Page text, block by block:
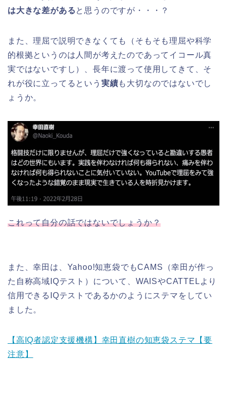
は大きな差があると思うのですが・・・？
また、理屈で説明できなくても（そもそも理屈や科学
的根拠というのは人間が考えたのであってイコール真
実ではないですし）、長年に渡って使用してきて、そ
れが役に立ってるという 実績も大切なのではないでし
ょうか。
これって自分の話ではないでしょうか？
また、幸田は、Yahoo!知恵袋でもCAMS（幸田が作っ
た自称高域IQテスト）について、WAISやCATTELより
信用できるIQテストであるかのようにステマをしてい
ました。
【高IQ者認定支援機構】幸田直樹の知恵袋ステマ【要
注意】